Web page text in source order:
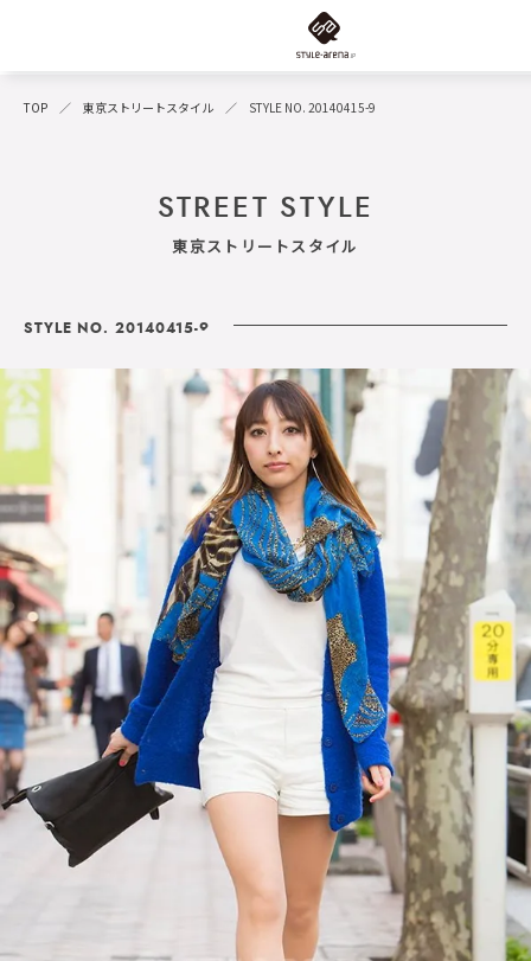
TOP 東京ストリートスタイル STYLE NO. 20140415-9
STREET STYLE
東京ストリートスタイル
STYLE NO. 20140415-9